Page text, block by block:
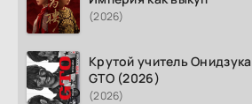
(2026)
Крутой учитель Онидзука
GTO (2026)
(2026)